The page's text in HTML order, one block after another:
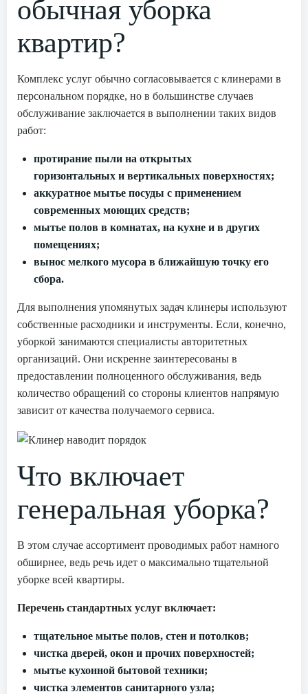
обычная уборка
квартир?
Комплекс услуг обычно согласовывается с клинерами в
персональном порядке, но в большинстве случаев
обслуживание заключается в выполнении таких видов
работ:
протирание пыли на открытых
горизонтальных и вертикальных поверхностях;
аккуратное мытье посуды с применением
современных моющих средств;
мытье полов в комнатах, на кухне и в других
помещениях;
вынос мелкого мусора в ближайшую точку его
сбора.
Для выполнения упомянутых задач клинеры используют
собственные расходники и инструменты. Если, конечно,
уборкой занимаются специалисты авторитетных
организаций. Они искренне заинтересованы в
предоставлении полноценного обслуживания, ведь
количество обращений со стороны клиентов напрямую
зависит от качества получаемого сервиса.
Что включает
генеральная уборка?
В этом случае ассортимент проводимых работ намного
обширнее, ведь речь идет о максимально тщательной
уборке всей квартиры.
Перечень стандартных услуг включает:
тщательное мытье полов, стен и потолков;
чистка дверей, окон и прочих поверхностей;
мытье кухонной бытовой техники;
чистка элементов санитарного узла;